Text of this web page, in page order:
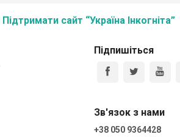
Підтримати сайт “Україна Інкогніта”
Підпишіться
Зв'язок з нами
+38 050 9364428